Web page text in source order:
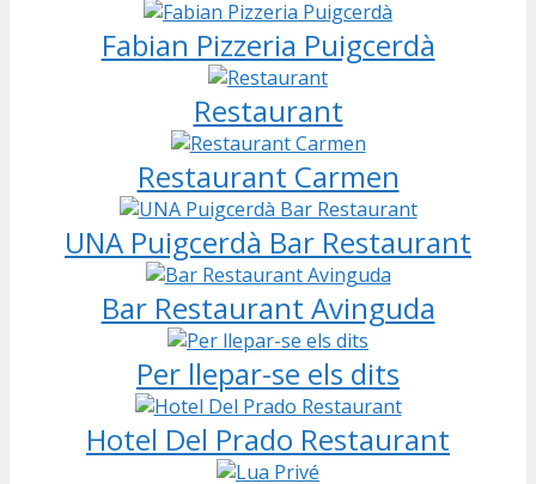
Fabian Pizzeria Puigcerdà
Restaurant
Restaurant Carmen
UNA Puigcerdà Bar Restaurant
Bar Restaurant Avinguda
Per llepar-se els dits
Hotel Del Prado Restaurant